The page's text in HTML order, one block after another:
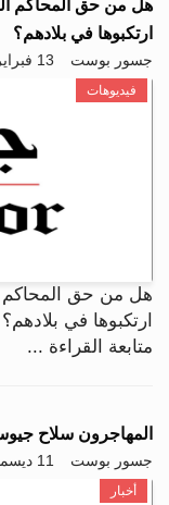
هل من حق المحاكم
ارتكبوها في بلادهم؟
جسور بوست 13 فبراير 2022 - 05:10
فيديوهات
هل من حق المحاكم
ارتكبوها في بلادهم؟
متابعة القراءة ...
المهاجرون سلاح
جسور بوست 11 ديسمبر 2021 - 19:13
أخبار